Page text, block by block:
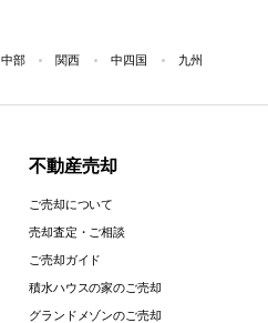
中部 関西 中四国 九州
不動産売却
ご売却について
売却査定・ご相談
ご売却ガイド
積水ハウスの家のご売却
グランドメゾンのご売却